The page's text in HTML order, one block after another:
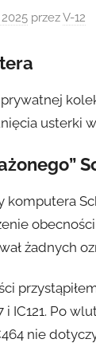
przezV-12
usterki
komputera
żadnych
i IC121. Po
nie